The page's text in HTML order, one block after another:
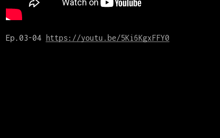
Ep.03-04 https://youtu.be/5Ki6KgxFFY0